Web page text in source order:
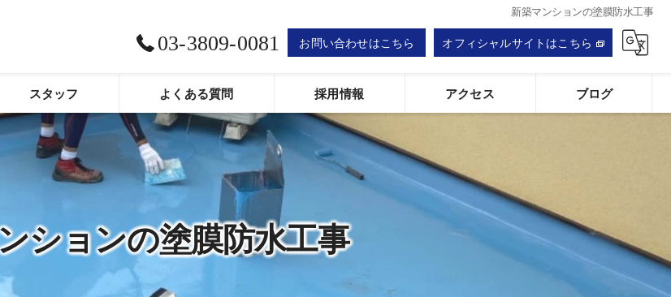
新築マンションの塗膜防水工事
03-3809-0081 お問い合わせはこちら オフィシャルサイトはこちら
スタッフ よくある質問 採用情報 アクセス ブログ
ションの塗膜防水工事